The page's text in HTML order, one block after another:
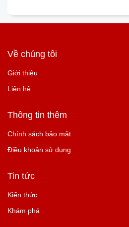
Về chúng tôi
Giới thiệu
Liên hệ
Thông tin thêm
Chính sách bảo mật
Điều khoản sử dụng
Tin tức
Kiến thức
Khám phá